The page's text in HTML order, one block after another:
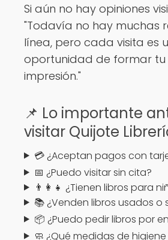
Si aún no hay opiniones
"Todavía no hay muchas
línea, pero cada visita es
oportunidad de formar
impresión."
📌 Lo importante
visitar Quijote
💳 ¿Aceptan pagos con
📅 ¿Puedo visitar sin cita?
👨‍👩‍👧 ¿Tienen libros para
📚 ¿Venden libros usados o
📦 ¿Puedo pedir libros por
🧼 ¿Qué medidas de